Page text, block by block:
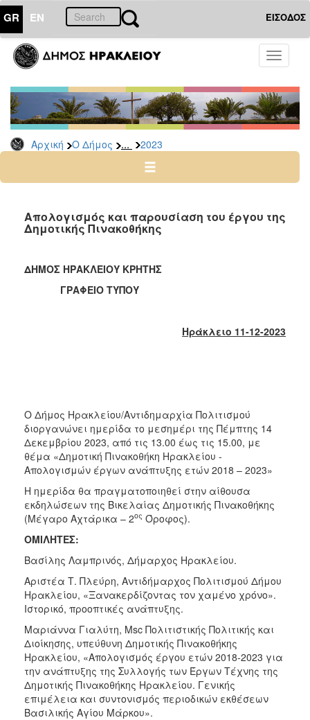
GR EN ΕΙΣΟΔΟΣ
Toggle
Αρχική Ο Δήμος ... 2023
ΔΗΜΟΣ
Δελτία
Τύπου
Αρχείο
2026
2024
2022
2020
2019
2012
2011
2010
2006
ΤΟΠΟΣ
ΠΟΛΙΤΙΣΜΟΣ
ΑΝΘΕΚΤΙΚΗ
ΠΟΛΗ
Απολογισμός και παρουσίαση του έργου της
Δημοτικής Πινακοθήκης
ΔΗΜΟΣ ΗΡΑΚΛΕΙΟΥ ΚΡΗΤΗΣ
ΓΡΑΦΕΙΟ ΤΥΠΟΥ
Ηράκλειο 11-12-2023
Ο Δήμος Ηρακλείου/Αντιδημαρχία Πολιτισμού
διοργανώνει ημερίδα το μεσημέρι της Πέμπτης 14
Δεκεμβρίου 2023, από τις 13.00 έως τις 15.00, με
θέμα «Δημοτική Πινακοθήκη Ηρακλείου -
Απολογισμών έργων ανάπτυξης ετών 2018 – 2023»
Η ημερίδα θα πραγματοποιηθεί στην αίθουσα
εκδηλώσεων της Βικελαίας Δημοτικής Πινακοθήκης
(Μέγαρο Αχτάρικα – 2ος Όροφος).
ΟΜΙΛΗΤΕΣ:
Βασίλης Λαμπρινός, Δήμαρχος Ηρακλείου.
Αριστέα Τ. Πλεύρη, Αντιδήμαρχος Πολιτισμού Δήμου
Ηρακλείου, «Ξανακερδίζοντας τον χαμένο χρόνο».
Ιστορικό, προοπτικές ανάπτυξης.
Μαριάννα Γιαλύτη, Msc Πολιτιστικής Πολιτικής και
Διοίκησης, υπεύθυνη Δημοτικής Πινακοθήκης
Ηρακλείου, «Απολογισμός έργου ετών 2018-2023 για
την ανάπτυξης της Συλλογής των Έργων Τέχνης της
Δημοτικής Πινακοθήκης Ηρακλείου. Γενικής
επιμέλεια και συντονισμός περιοδικών εκθέσεων
Βασιλικής Αγίου Μάρκου».